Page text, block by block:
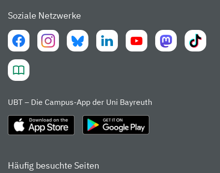
Soziale Netzwerke
UBT – Die Campus-App der Uni Bayreuth
Häufig besuchte Seiten